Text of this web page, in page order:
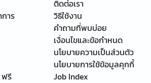
าร
ฟรี
ติดต่อเรา
วิธีใช้งาน
คำถามที่พบบ่อย
เงื่อนไขและข้อกำหนด
นโยบายความเป็นส่วนตัว
นโยบายการใช้ข้อมูลคุกกี้
Job Index